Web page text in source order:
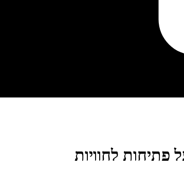
לחוויות